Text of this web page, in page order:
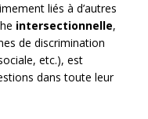
liés à d’autres
intersectionnelle,
de discrimination
etc.), est
dans toute leur